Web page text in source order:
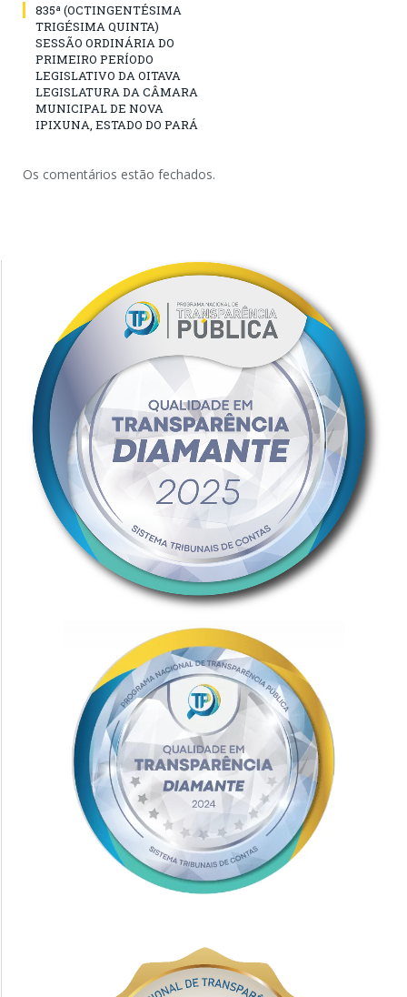
835ª (OCTINGENTÉSIMA
TRIGÉSIMA QUINTA)
SESSÃO ORDINÁRIA DO
PRIMEIRO PERÍODO
LEGISLATIVO DA OITAVA
LEGISLATURA DA CÂMARA
MUNICIPAL DE NOVA
IPIXUNA, ESTADO DO PARÁ
Os comentários estão fechados.